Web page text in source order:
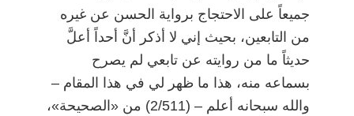
جميعاً على الاحتجاج برواية الحسن عن غيره
من التابعين، بحيث إني لا أذكر أنَّ أحداً أعلَّ
حديثاً ما من روايته عن تابعي لم يصرح
بسماعه منه، هذا ما ظهر لي في هذا المقام–
والله سبحانه أعلم–
(2/511) من «الصحيحة»،